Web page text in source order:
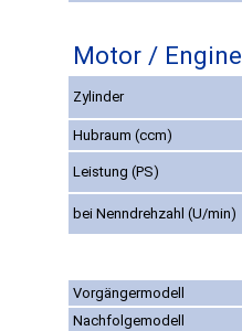
Motor / Engine
Zylinder
Hubraum (ccm)
Leistung (PS)
bei Nenndrehzahl (U/min)
Vorgängermodell
Nachfolgemodell